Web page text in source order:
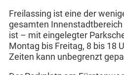
Freilassing ist eine der
gesamten
ist – mit eingelegter
Montag bis Freitag, 8 bis 18
Zeiten kann unbegrenzt